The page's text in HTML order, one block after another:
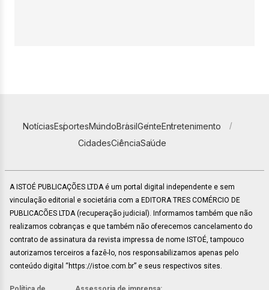
NotíciasEsportesMundoBrasilGenteEntretenimento
CidadesCiênciaSaúde
A ISTOÉ PUBLICAÇÕES LTDA é um portal digital independente e sem
vinculação editorial e societária com a EDITORA TRES COMÉRCIO DE
PUBLICACÕES LTDA (recuperação judicial). Informamos também que não
realizamos cobranças e que também não oferecemos cancelamento do
contrato de assinatura da revista impressa de nome ISTOÉ, tampouco
autorizamos terceiros a fazê-lo, nos responsabilizamos apenas pelo
conteúdo digital “https://istoe.com.br” e seus respectivos sites.